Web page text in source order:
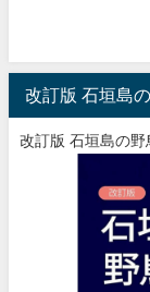
改訂版 石垣島
改訂版 石垣島の野